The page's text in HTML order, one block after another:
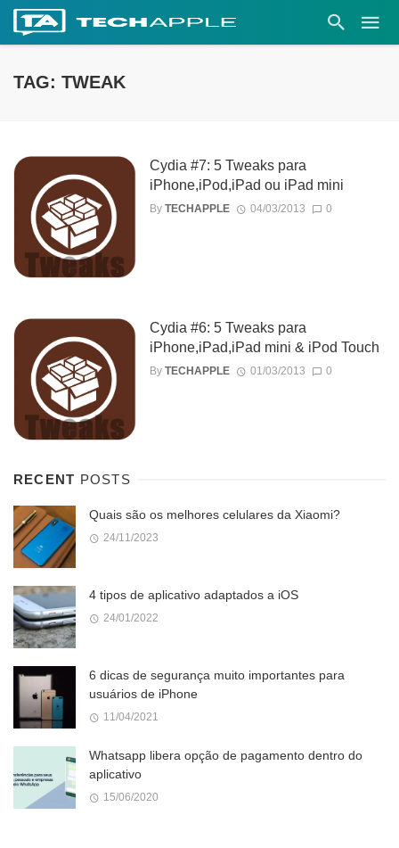
TAG: TWEAK
Cydia #7: 5 Tweaks para
iPhone,iPod,iPad ou iPad mini
By TECHAPPLE 04/03/2013 0
Cydia #6: 5 Tweaks para
iPhone,iPad,iPad mini & iPod Touch
By TECHAPPLE 01/03/2013 0
RECENT POSTS
Quais são os melhores celulares da Xiaomi?
24/11/2023
4 tipos de aplicativo adaptados a iOS
24/01/2022
6 dicas de segurança muito importantes para
usuários de iPhone
11/04/2021
Whatsapp libera opção de pagamento dentro do
aplicativo
15/06/2020